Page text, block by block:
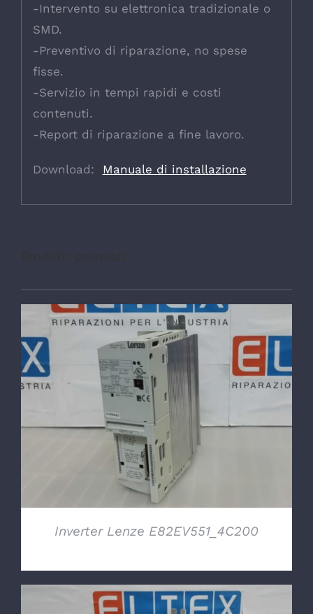
-Intervento su elettronica tradizionale o
SMD.
-Preventivo di riparazione, no spese
fisse.
-Servizio in tempi rapidi e costi
contenuti.
-Report di riparazione a fine lavoro.
Download: Manuale di installazione
DETTAGLI
Inverter Lenze E82EV551_4C200